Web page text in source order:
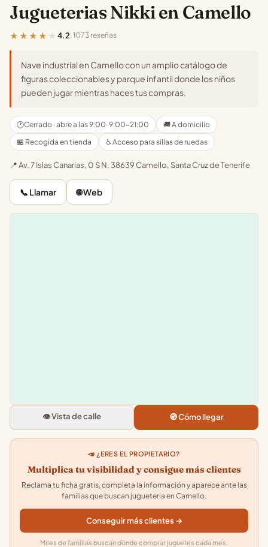
Av. 7 Islas Canarias, 0 S N,
Camello, Santa Cruz de Tenerife
4.2 · 1073
👁️ Vista de calle 🧭 Cómo llegar
Jugueterias Nikki en Camello
★★★★★ 4.2· 1073 reseñas
Nave industrial en Camello con un amplio catálogo de
figuras coleccionables y parque infantil donde los niños
pueden jugar mientras haces tus compras.
🕐Cerrado · abre a las 9:00· 9:00-21:00
🚚 A domicilio
🏪 Recogida en tienda
♿ Acceso para sillas de ruedas
📍 Av. 7 Islas Canarias, 0 S N, 38639 Camello, Santa Cruz de Tenerife
📞 Llamar 🌐 Web
📣 ¿ERES EL PROPIETARIO?
Multiplica tu visibilidad y consigue más clientes
Reclama tu ficha gratis, completa la información y aparece ante las
familias que buscan jugueteria en Camello.
Conseguir más clientes →
Miles de familias buscan dónde comprar juguetes cada mes.